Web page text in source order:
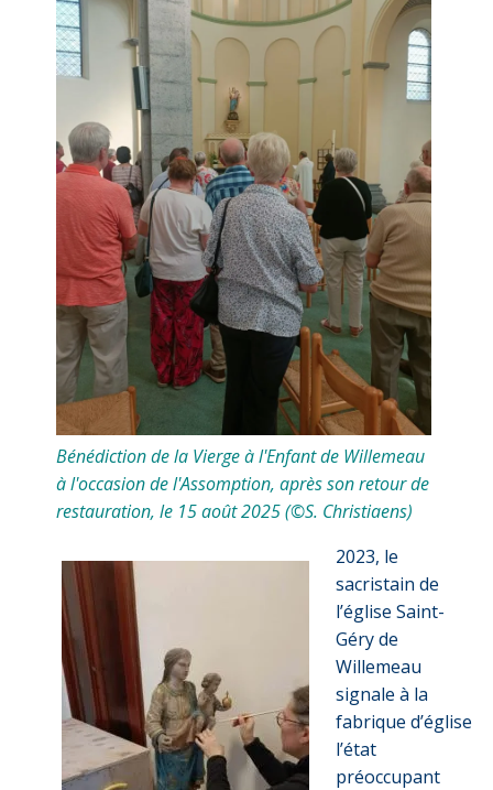
Bénédiction de la Vierge à l'Enfant de Willemeau
à l'occasion de l'Assomption, après son retour de
restauration, le 15 août 2025 (©S. Christiaens)
2023, le
sacristain de
l’église Saint-
Géry de
Willemeau
signale à la
fabrique d’église
l’état
préoccupant